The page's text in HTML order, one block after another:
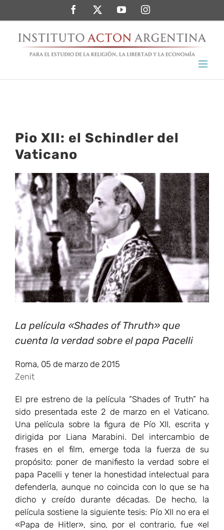
al
contenido
FacebookTwitterYouTubeInstagram
Pio XII: el Schindler del
Vaticano
Ver
imagen
más
grande
La película «Shades of Thruth» que
cuenta la verdad sobre el papa Pacelli
Roma, 05 de marzo de 2015
Zenit
El pre estreno de la película “Shades of Truth” ha
sido presentada este 2 de marzo en el Vaticano.
Una película sobre la figura de Pío XII, escrita y
dirigida por Liana Marabini. Del intercambio de
frases en el film, emerge toda la fuerza de su
propósito: poner de manifiesto la verdad sobre el
papa Pacelli y tener la honestidad intelectual para
defenderla, aunque no coincida con lo que se ha
dicho y creído durante décadas. De hecho, la
película sostiene la siguiente tesis: Pío XII no era el
«Papa de Hitler», sino, por el contrario, fue «el